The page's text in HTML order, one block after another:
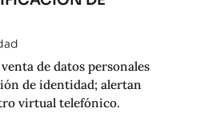
de datos personales
de identidad; alertan
virtual telefónico.